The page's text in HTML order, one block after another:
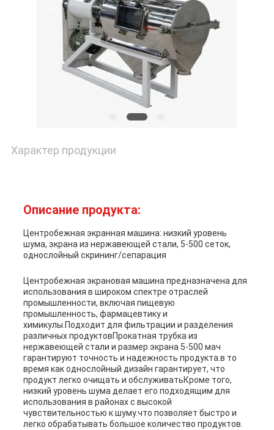
Характер продукции
Описание продукта:
Центробежная экранная машина: низкий уровень
шума, экрана из нержавеющей стали, 5-500 сеток,
однослойный скрининг/сепарация
Центробежная экрановая машина предназначена для
использования в широком спектре отраслей
промышленности, включая пищевую
промышленность, фармацевтику и
химикулы.Подходит для фильтрации и разделения
различных продуктовПрокатная трубка из
нержавеющей стали и размер экрана 5-500 мач
гарантируют точность и надежность продукта.в то
время как однослойный дизайн гарантирует, что
продукт легко очищать и обслуживатьКроме того,
низкий уровень шума делает его подходящим для
использования в районах с высокой
чувствительностью к шуму.что позволяет быстро и
легко обрабатывать большое количество продуктов.